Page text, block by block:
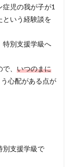
児の我が子が1
という経験談を
特別支援学級へ
、 いつのまに
心配がある点が
別支援学級で